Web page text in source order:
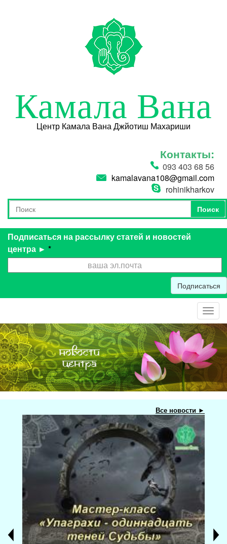
Камала Вана
Центр Камала Вана Джйотиш Махариши
Контакты:
093 403 68 56
kamalavana108@gmail.com
rohinikharkov
Форма поиска
Поиск
Поиск
Подписаться на рассылку статей и новостей
центра ► *
Подписаться
Все новости ►